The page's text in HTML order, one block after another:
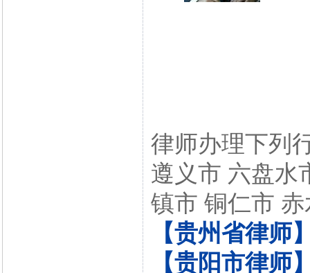
律师办理下列
遵义市 六盘水
镇市 铜仁市
【贵州省律师
【贵阳市律师